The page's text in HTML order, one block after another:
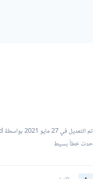
تم التعديل في27 مايو 2021
بواسطة Ali Haidar Ahmad
حدث خطأ بسيط